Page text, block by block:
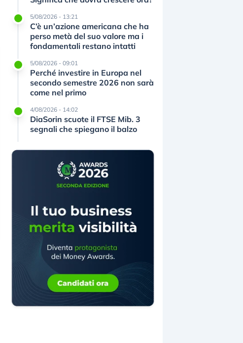
5/08/2026 - 13:21
C’è un’azione americana che ha
perso metà del suo valore ma i
fondamentali restano intatti
5/08/2026 - 09:01
Perché investire in Europa nel
secondo semestre 2026 non sarà
come nel primo
4/08/2026 - 14:02
DiaSorin scuote il FTSE Mib. 3
segnali che spiegano il balzo